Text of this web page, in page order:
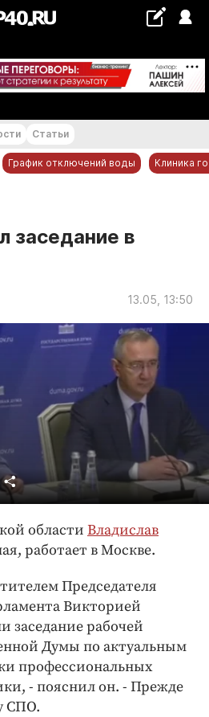
+29...+30 °С
и ЖКХ
Статьи
График отключений воды Клиника
заседание в
13.05, 13:50
области Владислав
работает в Москве.
Председателя
Викторией
заседание рабочей
Думы по актуальным
профессиональных
- пояснил он. - Прежде
СПО.